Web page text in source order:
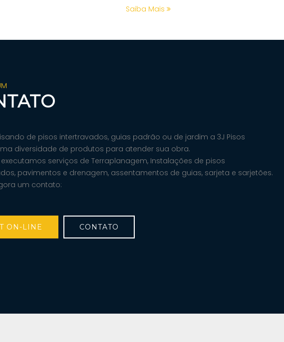
Saiba Mais
de pisos intertravados, guias padrão ou de jardim a 3J Pisos
diversidade de produtos para atender sua obra.
serviços de Terraplanagem, Instalações de pisos
pavimentos e drenagem, assentamentos de guias, sarjeta e sarjetões.
um contato:
ON-LINE CONTATO